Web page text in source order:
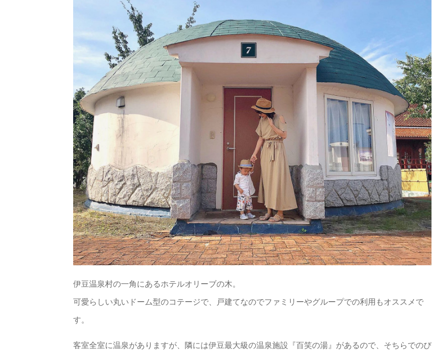
伊豆温泉村の一角にあるホテルオリーブの木。
可愛らしい丸いドーム型のコテージで、戸建てなのでファミリーやグループでの利用もオススメで
す。
客室全室に温泉がありますが、隣には伊豆最大級の温泉施設『百笑の湯』があるので、そちらでのび